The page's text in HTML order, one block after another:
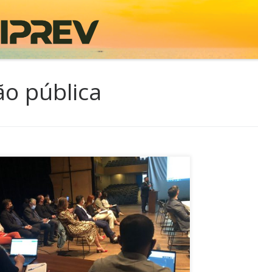
pública
encontro dos gestores do colegiado do
para acompanhamento da
indicadores de desempenho, que
crescimento do Estado em todas as áreas, a
foi a gestão pública. Secretarias da
Casa Civil, Executiva de Comunicação,
Geral do Estado, Procuradoria-Geral,